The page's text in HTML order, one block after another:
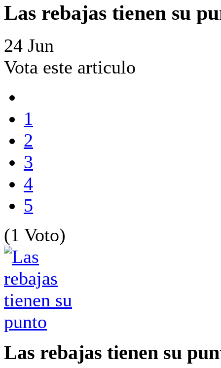
Las rebajas tienen su
24 Jun
Vota este articulo
1
2
3
4
5
(1 Voto)
Las rebajas tienen su